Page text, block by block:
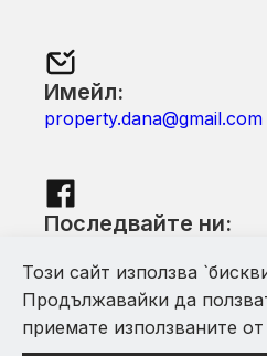
Имейл:
property.dana@gmail.com
Последвайте ни:
Този сайт използва
Продължавайки да
приемате използваните